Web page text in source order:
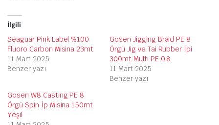
İlgili
Seaguar Pink Label %100
Fluoro Carbon Misina 23mt
11 Mart 2025
Benzer yazı
Gosen Jigging Braid PE 8
Örgü Jig ve Tai Rubber İpi
300mt Multi PE 0,8
11 Mart 2025
Benzer yazı
Gosen W8 Casting PE 8
Örgü Spin İp Misina 150mt
Yeşil